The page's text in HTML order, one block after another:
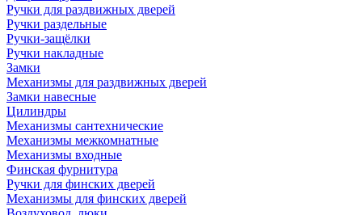
Ручки для раздвижных дверей
Ручки раздельные
Ручки-защёлки
Ручки накладные
Замки
Механизмы для раздвижных дверей
Замки навесные
Цилиндры
Механизмы сантехнические
Механизмы межкомнатные
Механизмы входные
Финская фурнитура
Ручки для финских дверей
Механизмы для финских дверей